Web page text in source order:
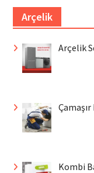
Arçelik
Arçelik
Kombi